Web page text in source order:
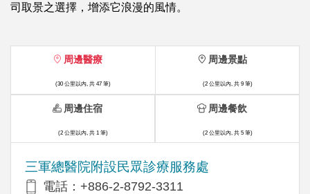
司取景之選擇，增添它浪漫的風情。
周邊醫療
(30 公里以內, 共 47 筆)
三軍總醫院附設民眾診療服務處
電話：+886-2-8792-3311
周邊景點
(2 公里以內, 共 9 筆)
周邊住宿
(2 公里以內, 共 1 筆)
周邊餐飲
(2 公里以內, 共 5 筆)